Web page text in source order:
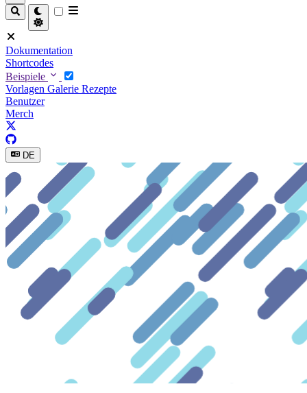
Dokumentation
Shortcodes
Beispiele
Vorlagen Galerie Rezepte
Benutzer
Merch
DE